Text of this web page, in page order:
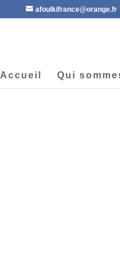
afoulkifrance@orange.fr
Accueil Qui